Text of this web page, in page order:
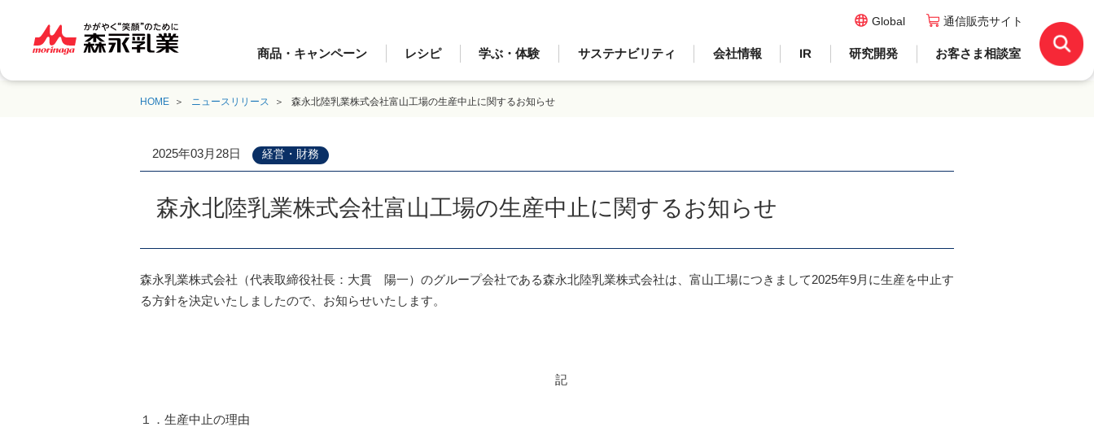
商品・キャンペーン レシピ 学ぶ・体験 サステナビリティ 会社情報 IR 研究開発 お客さま相談室
Global 通信販売サイト
HOME ニュースリリース 森永北陸乳業株式会社富山工場の生産中止に関するお知らせ
2025年03月28日 経営・財務
森永北陸乳業株式会社富山工場の生産中止に関するお知らせ
森永乳業株式会社（代表取締役社長：大貫 陽一）のグループ会社である森永北陸乳業株式会社は、富山工場につきまして2025年9月に生産を中止す
る方針を決定いたしましたので、お知らせいたします。
記
１．生産中止の理由